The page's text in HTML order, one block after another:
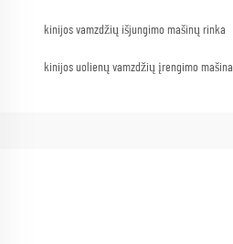
kinijos vamzdžių išjungimo mašinų rinka
kinijos uolienų vamzdžių įrengimo mašina